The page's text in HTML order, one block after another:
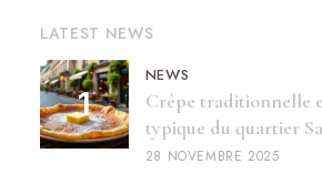
LATEST NEWS
NEWS
Crêpe traditionnelle
typique du quartier
28 NOVEMBRE 2025